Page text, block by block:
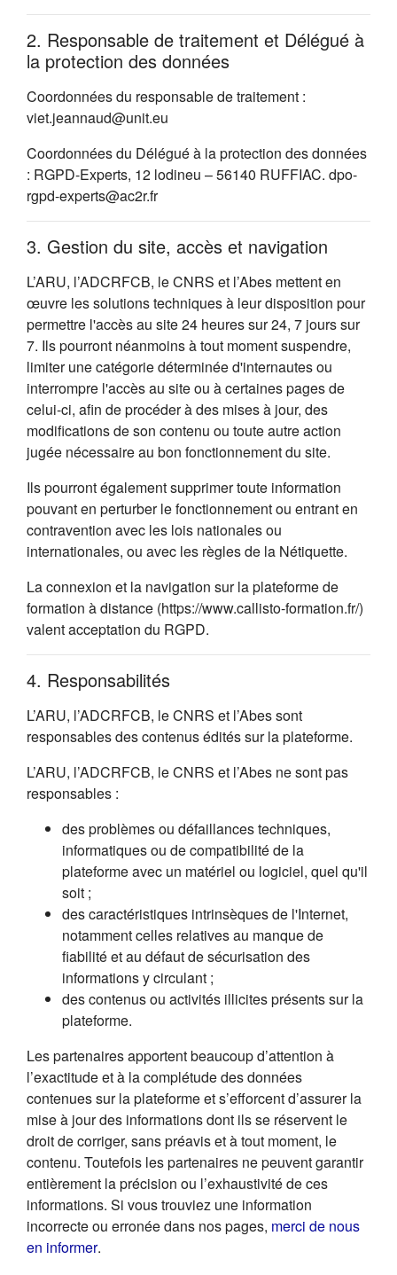
2. Responsable de traitement et Délégué à
la protection des données
Coordonnées du responsable de traitement :
viet.jeannaud@unit.eu
Coordonnées du Délégué à la protection des données
: RGPD-Experts, 12 lodineu – 56140 RUFFIAC. dpo-
rgpd-experts@ac2r.fr
3. Gestion du site, accès et navigation
L’ARU, l’ADCRFCB, le CNRS et l’Abes mettent en
œuvre les solutions techniques à leur disposition pour
permettre l'accès au site 24 heures sur 24, 7 jours sur
7. Ils pourront néanmoins à tout moment suspendre,
limiter une catégorie déterminée d'internautes ou
interrompre l'accès au site ou à certaines pages de
celui-ci, afin de procéder à des mises à jour, des
modifications de son contenu ou toute autre action
jugée nécessaire au bon fonctionnement du site.
Ils pourront également supprimer toute information
pouvant en perturber le fonctionnement ou entrant en
contravention avec les lois nationales ou
internationales, ou avec les règles de la Nétiquette.
La connexion et la navigation sur la plateforme de
formation à distance (https://www.callisto-formation.fr/)
valent acceptation du RGPD.
4. Responsabilités
L’ARU, l’ADCRFCB, le CNRS et l’Abes sont
responsables des contenus édités sur la plateforme.
L’ARU, l’ADCRFCB, le CNRS et l’Abes ne sont pas
responsables :
des problèmes ou défaillances techniques,
informatiques ou de compatibilité de la
plateforme avec un matériel ou logiciel, quel qu'il
soit ;
des caractéristiques intrinsèques de l'Internet,
notamment celles relatives au manque de
fiabilité et au défaut de sécurisation des
informations y circulant ;
des contenus ou activités illicites présents sur la
plateforme.
Les partenaires apportent beaucoup d’attention à
l’exactitude et à la complétude des données
contenues sur la plateforme et s’efforcent d’assurer la
mise à jour des informations dont ils se réservent le
droit de corriger, sans préavis et à tout moment, le
contenu. Toutefois les partenaires ne peuvent garantir
entièrement la précision ou l’exhaustivité de ces
informations. Si vous trouviez une information
incorrecte ou erronée dans nos pages, merci de nous
en informer(s'ouvre dans un nouvel onglet)
.